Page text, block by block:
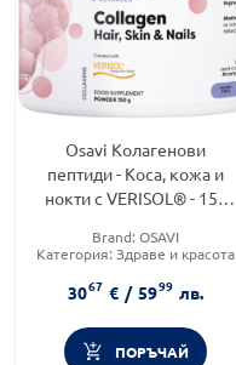
Osavi Колагенови
пептиди - Коса, кожа и
нокти с VERISOL® - 150
Brand: OSAVI
Категория: Здраве и красота
3067 € / 5999 лв.
ПОРЪЧАЙ